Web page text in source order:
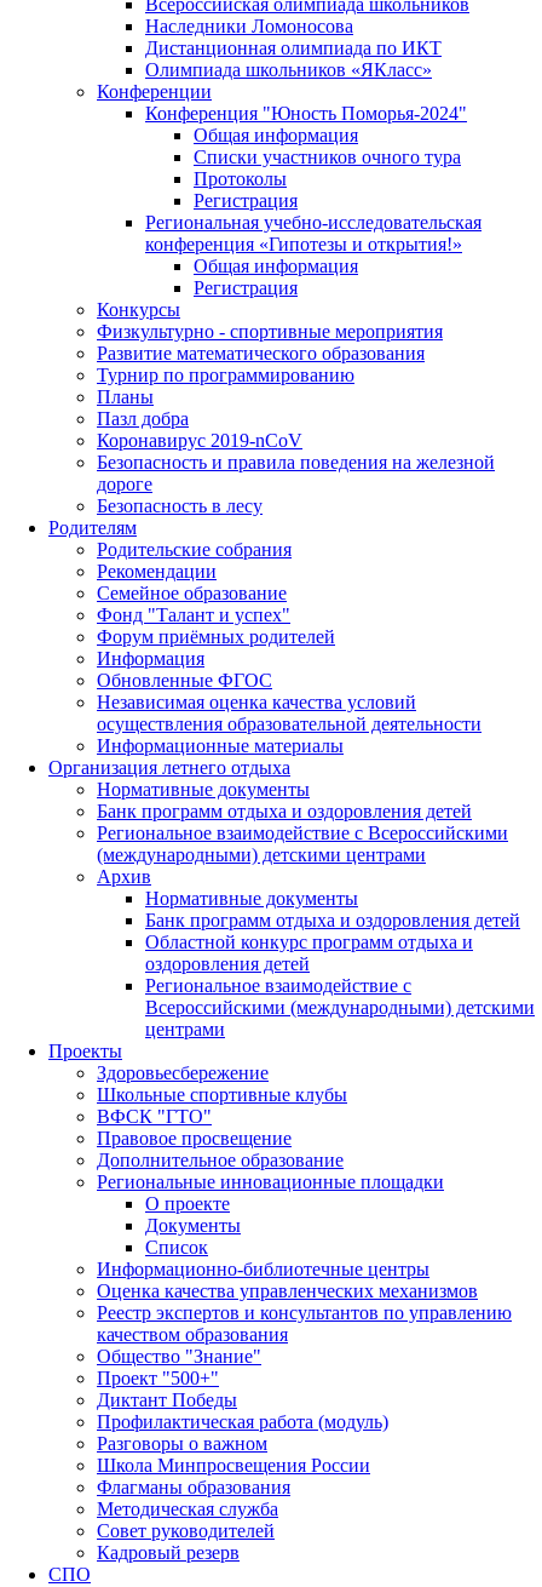
Наследники Ломоносова
Дистанционная олимпиада по ИКТ
Олимпиада школьников «ЯКласс»
Конференции
Конференция "Юность Поморья-2024"
Общая информация
Списки участников очного тура
Протоколы
Регистрация
Региональная учебно-исследовательская
конференция «Гипотезы и открытия!»
Общая информация
Регистрация
Конкурсы
Физкультурно - спортивные мероприятия
Развитие математического образования
Турнир по программированию
Планы
Пазл добра
Коронавирус 2019-nCoV
Безопасность и правила поведения на железной
дороге
Безопасность в лесу
Родителям
Родительские собрания
Рекомендации
Семейное образование
Фонд "Талант и успех"
Форум приёмных родителей
Информация
Обновленные ФГОС
Независимая оценка качества условий
осуществления образовательной деятельности
Информационные материалы
Организация летнего отдыха
Нормативные документы
Банк программ отдыха и оздоровления детей
Региональное взаимодействие с Всероссийскими
(международными) детскими центрами
Архив
Нормативные документы
Банк программ отдыха и оздоровления детей
Областной конкурс программ отдыха и
оздоровления детей
Региональное взаимодействие с
Всероссийскими (международными) детскими
центрами
Проекты
Здоровьесбережение
Школьные спортивные клубы
ВФСК "ГТО"
Правовое просвещение
Дополнительное образование
Региональные инновационные площадки
О проекте
Документы
Список
Информационно-библиотечные центры
Оценка качества управленческих механизмов
Реестр экспертов и консультантов по управлению
качеством образования
Общество "Знание"
Проект "500+"
Диктант Победы
Профилактическая работа (модуль)
Разговоры о важном
Школа Минпросвещения России
Флагманы образования
Методическая служба
Совет руководителей
Кадровый резерв
СПО